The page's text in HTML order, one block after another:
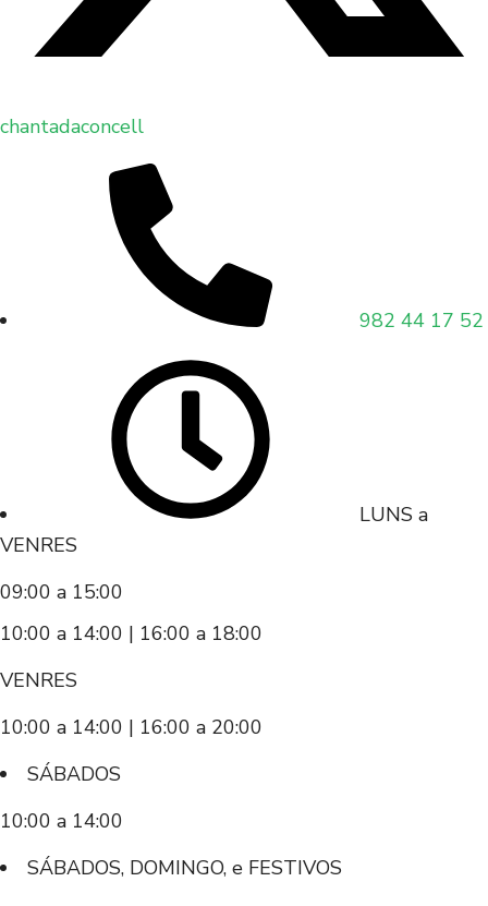
chantadaconcell
982 44 17 52
LUNS a
VENRES
09:00 a 15:00
10:00 a 14:00 | 16:00 a 18:00
VENRES
10:00 a 14:00 | 16:00 a 20:00
SÁBADOS
10:00 a 14:00
SÁBADOS, DOMINGO, e FESTIVOS